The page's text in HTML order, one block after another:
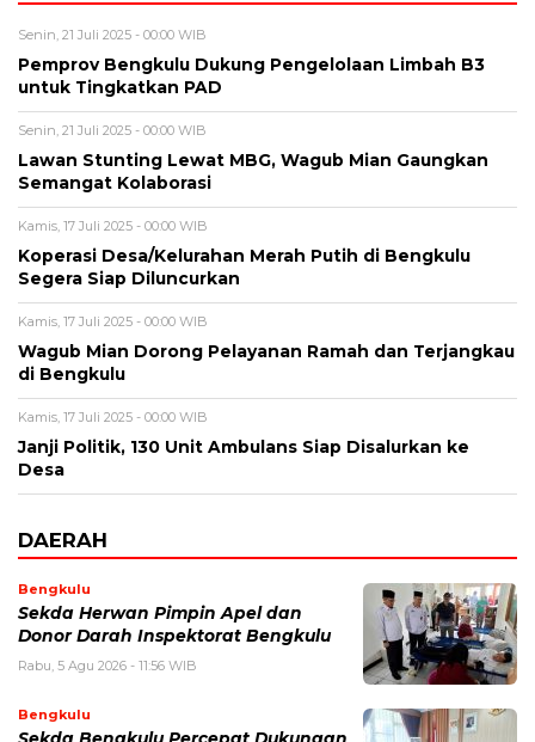
Senin, 21 Juli 2025 - 00:00 WIB
Pemprov Bengkulu Dukung Pengelolaan Limbah B3
untuk Tingkatkan PAD
Senin, 21 Juli 2025 - 00:00 WIB
Lawan Stunting Lewat MBG, Wagub Mian Gaungkan
Semangat Kolaborasi
Kamis, 17 Juli 2025 - 00:00 WIB
Koperasi Desa/Kelurahan Merah Putih di Bengkulu
Segera Siap Diluncurkan
Kamis, 17 Juli 2025 - 00:00 WIB
Wagub Mian Dorong Pelayanan Ramah dan Terjangkau
di Bengkulu
Kamis, 17 Juli 2025 - 00:00 WIB
Janji Politik, 130 Unit Ambulans Siap Disalurkan ke
Desa
DAERAH
Bengkulu
Sekda Herwan Pimpin Apel dan
Donor Darah Inspektorat Bengkulu
Rabu, 5 Agu 2026 - 11:56 WIB
Bengkulu